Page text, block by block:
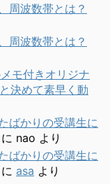
周波数帯とは？
周波数帯とは？
モ付きオリジナ
決めて素早く動
ばかりの受講生に
に nao より
ばかりの受講生に
に asa より